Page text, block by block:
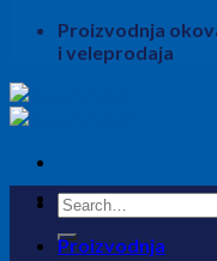
Proizvodnja
i veleprodaja
Search
for:
Proizvodnja